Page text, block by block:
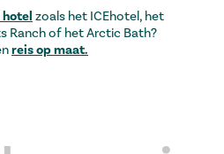
hotel zoals het ICEhotel, het
Ranch of het Arctic Bath?
reis op maat.